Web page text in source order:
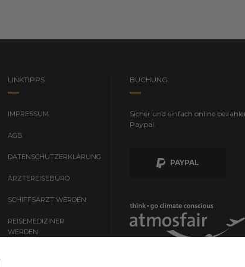
LINKTIPPS
IMPRESSUM
AGB
DATENSCHUTZERKLÄRUNG
ÄRZTEREISEBÜRO
SCHIFFSARZT WERDEN
REISEMEDIZINER
WERDEN
BUCHUNG
Sicher und einfach online
Paypal.
PAYPAL